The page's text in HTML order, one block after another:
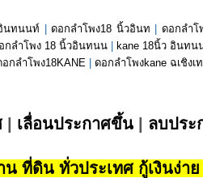
นทนนท์ |ดอกลำโพง18 นิ้วอินท ดอกลำโ
กลําโพง 18 นิ้วอินทนน| kane 18นิ้ว อินทน
กลำโพง18KANE ดอกลำโพงkane ฉเชิงเ
| เลื่อนประกาศขึ้น ลบประ
ที่ดิน ทั่วประเทศ กู้เงินง่า